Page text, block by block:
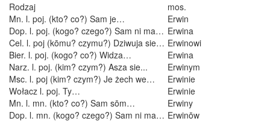
Rodzaj
mos.
Mn. l. poj. (kto? co?) Sam je…
Erwin
Dop. l. poj. (kogo? czego?) Sam ni ma… Erwina
Cel. l. poj (kōmu? czymu?) Dziwuja sie… Erwinowi
Bier. l. poj. (kogo? co?) Widza…
Erwina
Narz. l. poj. (kim? czym?) Asza sie...
Erwinym
Msc. l. poj (kim? czym?) Je żech we…
Erwinie
Wołacz l. poj. Ty…
Erwinie
Mn. l. mn. (kto? co?) Sam sōm…
Erwiny
Dop. l. mn. (kogo? czego?) Sam ni ma… Erwinōw